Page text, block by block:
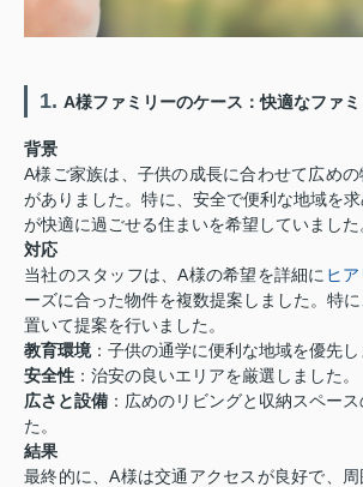
1. A様ファミリーのケース：快適なファ
背景
A様ご家族は、子供の成長に合わせて広め
がありました。特に、安全で便利な地域を
が快適に過ごせる住まいを希望していました
対応
当社のスタッフは、A様の希望を詳細に ヒア
ーズに合った物件を複数提案しました。特
置いて提案を行いました。
教育環境：子供の通学に便利な地域を優先し
安全性 ：治安の良いエリアを厳選しました。
広さと設備 ：広めのリビングと収納スペー
た。
結果
最終的に、A様は交通アクセスが良好で、